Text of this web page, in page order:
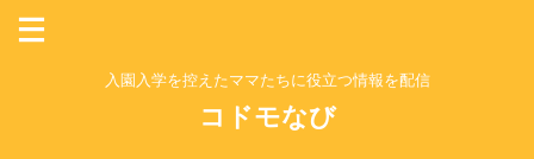
入園入学を控えたママたちに役立つ情報を配信
コドモなび